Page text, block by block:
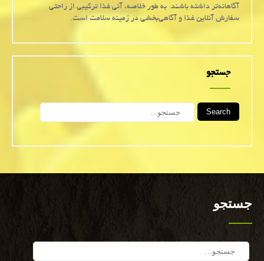
آگاهانه‌تر داشته باشند. به طور خلاصه، آنی غذا ترکیبی از راحتی
سفارش آنلاین غذا و آگاهی‌بخشی در زمینه سلامت است.
جستجو
Search
جستجو
Search